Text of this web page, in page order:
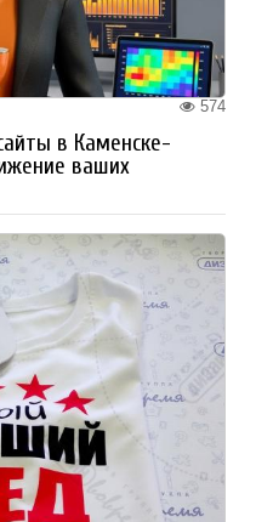
574
в Каменске-
ваших